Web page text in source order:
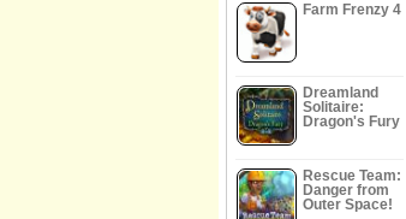
Farm Frenzy 4
Dreamland
Solitaire:
Dragon's Fury
Rescue Team:
Danger from
Outer Space!